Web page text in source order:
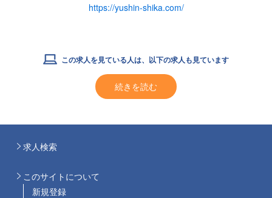
https://yushin-shika.com/
この求人を見ている人は、以下の求人も見ています
続きを読む
求人検索
このサイトについて
新規登録